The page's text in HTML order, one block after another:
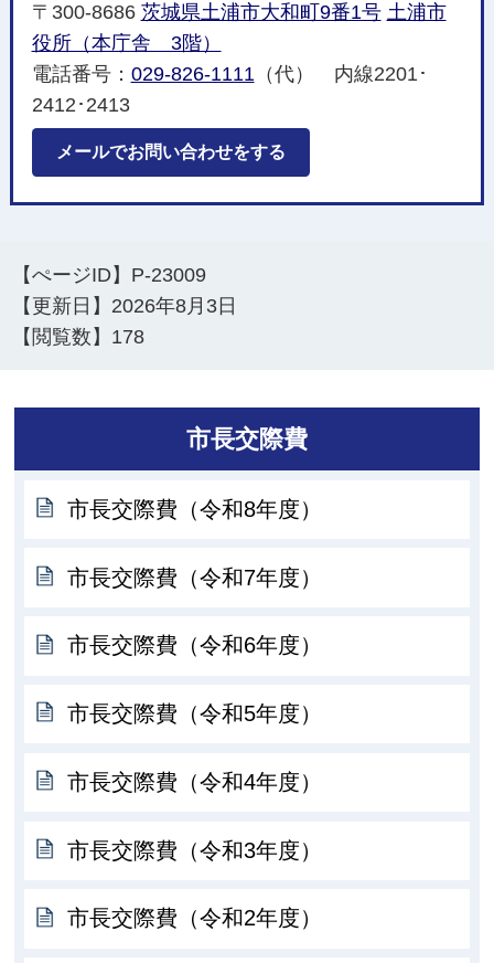
〒300-8686 茨城県土浦市大和町9番1号 土浦市
役所（本庁舎 3階）
電話番号： 029-826-1111（代） 内線2201･
2412･2413
メールでお問い合わせをする
【ぺージID】 P-23009
【更新日】 2026年8月3日
【閲覧数】 178
市長交際費
市長交際費（令和8年度）
市長交際費（令和7年度）
市長交際費（令和6年度）
市長交際費（令和5年度）
市長交際費（令和4年度）
市長交際費（令和3年度）
市長交際費（令和2年度）